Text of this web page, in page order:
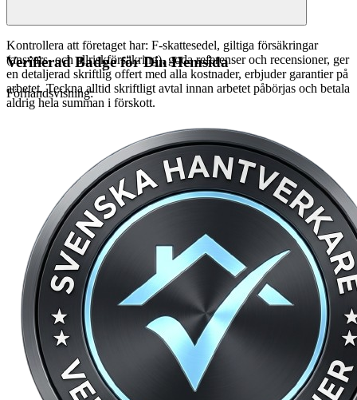
Kontrollera att företaget har: F-skattesedel, giltiga försäkringar
(ansvars- och allriskförsäkring), goda referenser och recensioner, ger
en detaljerad skriftlig offert med alla kostnader, erbjuder garantier på
arbetet. Teckna alltid skriftligt avtal innan arbetet påbörjas och betala
aldrig hela summan i förskott.
Verifierad Badge för Din Hemsida
Förhandsvisning: